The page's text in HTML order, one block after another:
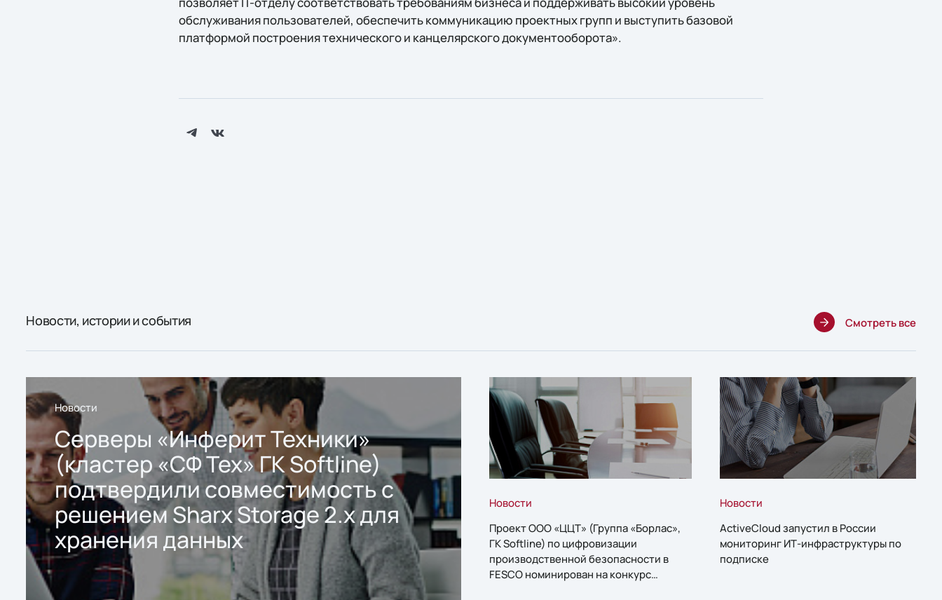
обслуживания пользователей, обеспечить коммуникацию проектных групп и выступить базовой
платформой построения технического и канцелярского документооборота».
Новости, истории и события Смотреть все
Новости
Серверы «Инферит Техники»
(кластер «СФ Тех» ГК Softline)
подтвердили совместимость с
решением Sharx Storage 2.x для
хранения данных
Новости
Проект ООО «ЦЦТ» (Группа «Борлас»,
ГК Softline) по цифровизации
производственной безопасности в
FESCO номинирован на конкурс
Новости
ActiveCloud запустил в России
мониторинг ИТ-инфраструктуры по
подписке